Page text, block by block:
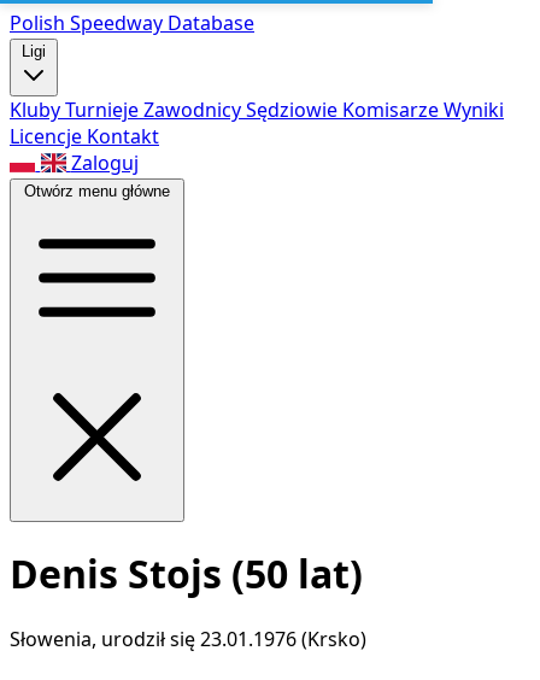
Polish Speedway Database
Ligi
KlubyTurniejeZawodnicySędziowie KomisarzeWyniki
Licencje Kontakt
Zaloguj
Otwórz menu główne
Denis Stojs (50 lat)
Słowenia, urodził się 23.01.1976 (Krsko)